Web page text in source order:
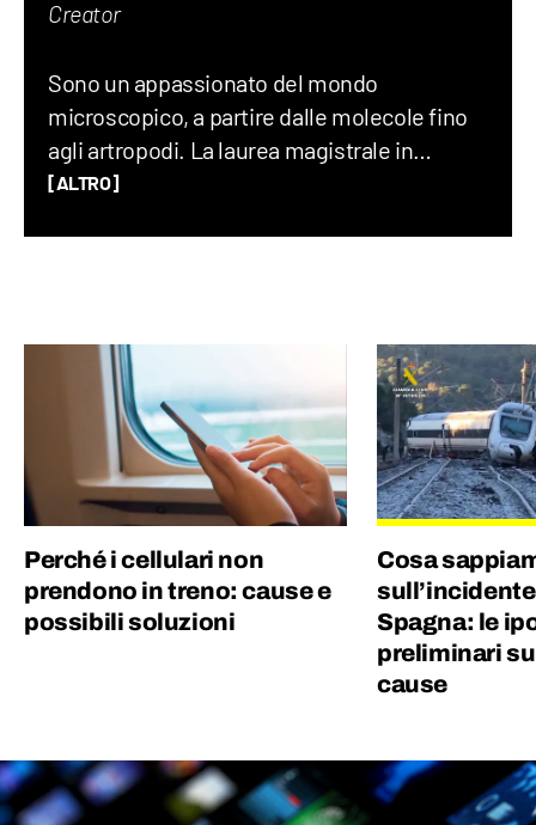
Creator
Sono un appassionato del mondo
microscopico, a partire dalle molecole fino
agli artropodi. La laurea magistrale in
chimica mi ha permesso di avere gli
videocamera, un drone o una chitarra al
DeNa e lo renderete felice.
[ALTRO]
Perché i cellulari non
prendono in treno: cause e
possibili soluzioni
Cosa
Spagna: le
preliminari
cause